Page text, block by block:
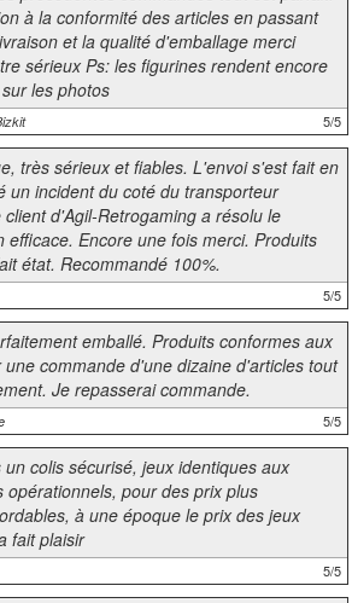
à la conformité des articles en passant
et la qualité d'emballage merci
sérieux Ps: les figurines rendent encore
les photos
5/5
très sérieux et fiables. L'envoi s'est fait en
un incident du coté du transporteur
d'Agil-Retrogaming a résolu le
efficace. Encore une fois merci. Produits
état. Recommandé 100%.
5/5
emballé. Produits conformes aux
commande d'une dizaine d'articles tout
Je repasserai commande.
5/5
colis sécurisé, jeux identiques aux
opérationnels, pour des prix plus
à une époque le prix des jeux
fait plaisir
5/5